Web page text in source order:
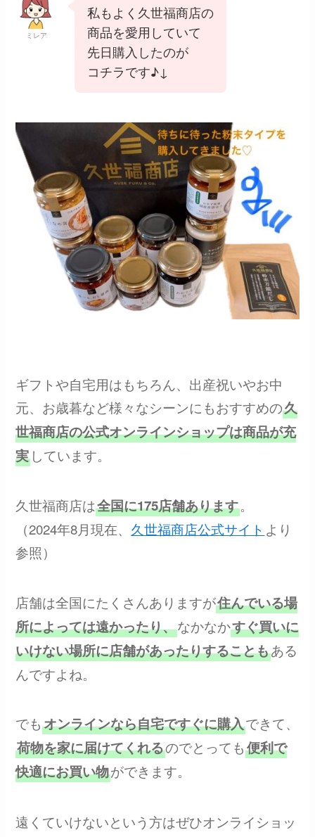
ミレア
私もよく久世福商店の
商品を愛用していて
先日購入したのが
コチラです♪↓
ギフトや自宅用はもちろん、出産祝いやお中
元、お歳暮など様々なシーンにもおすすめの久
世福商店の公式オンラインショップは商品が充
実 しています。
久世福商店は全国に175店舗あります。
（2024年8月現在、 久世福商店公式サイト より
参照）
店舗は全国にたくさんありますが住んでいる場
所によっては遠かったり、なかなかすぐ買いに
いけない場所に店舗があったりすることもある
んですよね。
でもオンラインなら自宅ですぐに購入できて、
荷物を家に届けてくれるのでとっても便利で
快適にお買い物ができます。
遠くていけないという方はぜひオンライショッ